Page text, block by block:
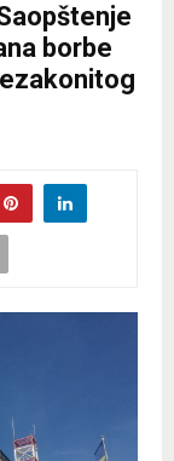
borbe